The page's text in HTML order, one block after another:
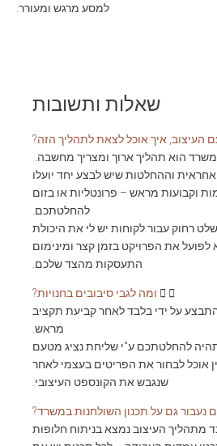
למסע מרגש ומעורר.
שאלות ותשובות
העיצוב, איך אוכל לצאת לתהליך הזה?
משרד הוא תהליך ארוך ומצריך מחשבה.
וההחלטות שיש לבצע יחד יועלו
וקבועות מראש – פרונטליות או בזום
להחלטתכם.
רחוק עבור לקוחות יש לי את היכולת
את הפרויקט בזמן קצר ומינימום
התעסקות מהצד שלכם.
ומה לגבי סיבובים בחנויות?
על ידי בלבד לאחר קביעת תקציב
מראש.
להחלטתכם ע"י שליחת נציג מטעם
אוכל לבחור את הפריטים בעצמי לאחר
שנגבש את הקונספט העיצובי.
נעבור גם על תכנון השולחנות במשרד?
מתהליך העיצוב נמצא בניתוח חלופות